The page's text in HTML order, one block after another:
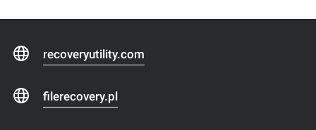
recoveryutility.com
filerecovery.pl